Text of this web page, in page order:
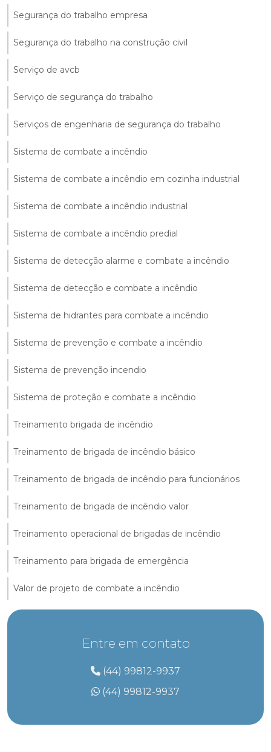
Segurança do trabalho empresa
Segurança do trabalho na construção civil
Serviço de avcb
Serviço de segurança do trabalho
Serviços de engenharia de segurança do trabalho
Sistema de combate a incêndio
Sistema de combate a incêndio em cozinha industrial
Sistema de combate a incêndio industrial
Sistema de combate a incêndio predial
Sistema de detecção alarme e combate a incêndio
Sistema de detecção e combate a incêndio
Sistema de hidrantes para combate a incêndio
Sistema de prevenção e combate a incêndio
Sistema de prevenção incendio
Sistema de proteção e combate a incêndio
Treinamento brigada de incêndio
Treinamento de brigada de incêndio básico
Treinamento de brigada de incêndio para funcionários
Treinamento de brigada de incêndio valor
Treinamento operacional de brigadas de incêndio
Treinamento para brigada de emergência
Valor de projeto de combate a incêndio
Entre em contato
(44) 99812-9937
(44) 99812-9937